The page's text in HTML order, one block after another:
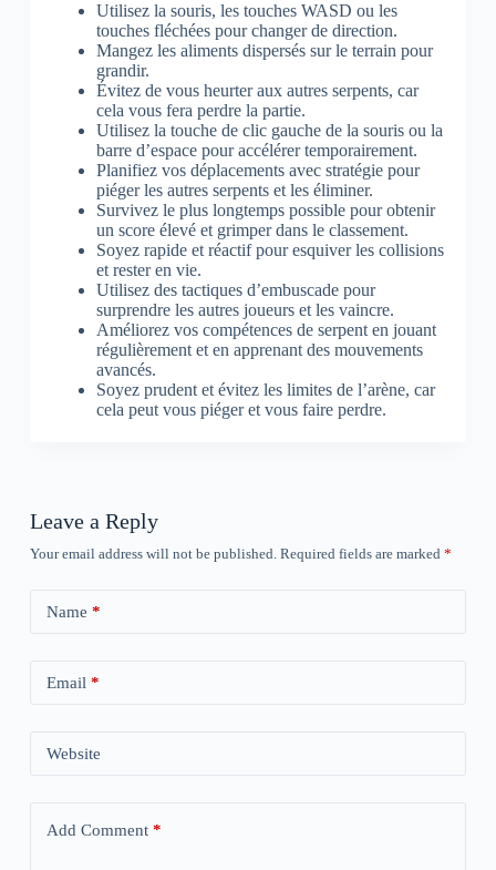
Utilisez la souris, les touches WASD ou les
touches fléchées pour changer de direction.
Mangez les aliments dispersés sur le terrain pour
grandir.
Évitez de vous heurter aux autres serpents, car
cela vous fera perdre la partie.
Utilisez la touche de clic gauche de la souris ou la
barre d’espace pour accélérer temporairement.
Planifiez vos déplacements avec stratégie pour
piéger les autres serpents et les éliminer.
Survivez le plus longtemps possible pour obtenir
un score élevé et grimper dans le classement.
Soyez rapide et réactif pour esquiver les collisions
et rester en vie.
Utilisez des tactiques d’embuscade pour
surprendre les autres joueurs et les vaincre.
Améliorez vos compétences de serpent en jouant
régulièrement et en apprenant des mouvements
avancés.
Soyez prudent et évitez les limites de l’arène, car
cela peut vous piéger et vous faire perdre.
Leave a Reply
Your email address will not be published. Required fields are marked *
Name *
Email *
Website
Add Comment*